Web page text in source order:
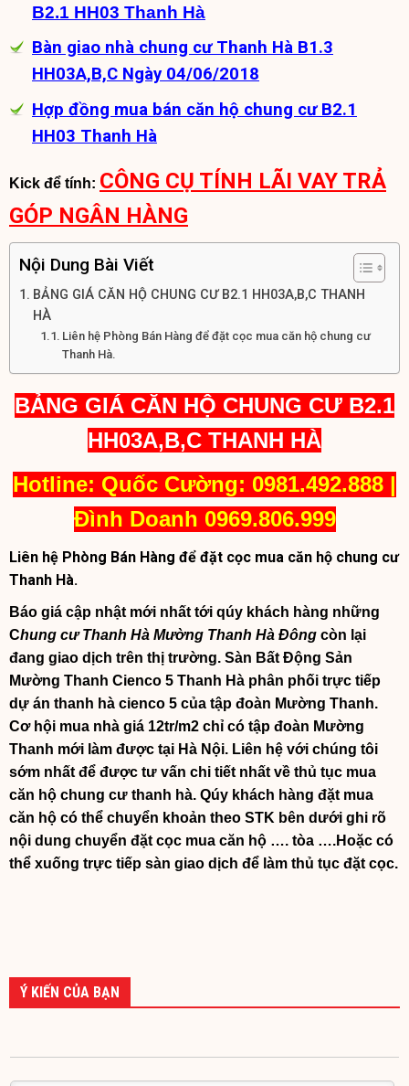
B2.1 HH03 Thanh Hà
Bàn giao nhà chung cư Thanh Hà B1.3
HH03A,B,C Ngày 04/06/2018
Hợp đồng mua bán căn hộ chung cư B2.1
HH03 Thanh Hà
Kick để tính: CÔNG CỤ TÍNH LÃI VAY TRẢ
GÓP NGÂN HÀNG
Nội Dung Bài Viết
BẢNG GIÁ CĂN HỘ CHUNG CƯ B2.1 HH03A,B,C THANH
HÀ
Liên hệ Phòng Bán Hàng để đặt cọc mua căn hộ chung cư
Thanh Hà.
BẢNG GIÁ CĂN HỘ CHUNG CƯ B2.1
HH03A,B,C THANH HÀ
Hotline: Quốc Cường: 0981.492.888 |
Đình Doanh 0969.806.999
Liên hệ Phòng Bán Hàng để đặt cọc mua căn hộ chung cư
Thanh Hà.
Báo giá cập nhật mới nhất tới qúy khách hàng những
Chung cư Thanh Hà Mường Thanh Hà Đông còn lại
đang giao dịch trên thị trường. Sàn Bất Động Sản
Mường Thanh Cienco 5 Thanh Hà phân phối trực tiếp
dự án thanh hà cienco 5 của tập đoàn Mường Thanh.
Cơ hội mua nhà giá 12tr/m2 chỉ có tập đoàn Mường
Thanh mới làm được tại Hà Nội. Liên hệ với chúng tôi
sớm nhất để được tư vấn chi tiết nhất về thủ tục mua
căn hộ chung cư thanh hà. Qúy khách hàng đặt mua
căn hộ có thể chuyển khoản theo STK bên dưới ghi rõ
nội dung chuyển đặt cọc mua căn hộ …. tòa ….Hoặc có
thể xuống trực tiếp sàn giao dịch để làm thủ tục đặt cọc.
Ý KIẾN CỦA BẠN